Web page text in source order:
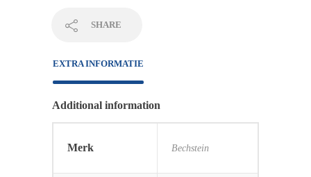
SHARE
EXTRA INFORMATIE
Additional information
Merk Bechstein